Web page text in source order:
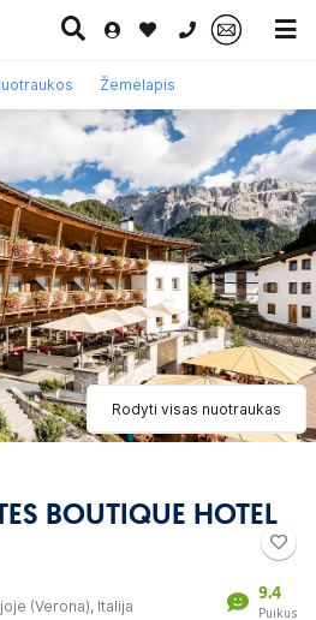
0 700 11007
Egzotinės
kelionės
Kruizai
Rodyti visas nuotraukas
BOUTIQUE HOTEL
(Verona), Italija
9.4
Puikus
Žemėlapis